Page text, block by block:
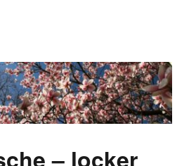
– locker